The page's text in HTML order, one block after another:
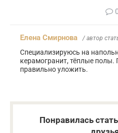
Елена Смирнова / автор
Специализируюсь на
керамогранит, тёплые
правильно уложить.
Понравилась